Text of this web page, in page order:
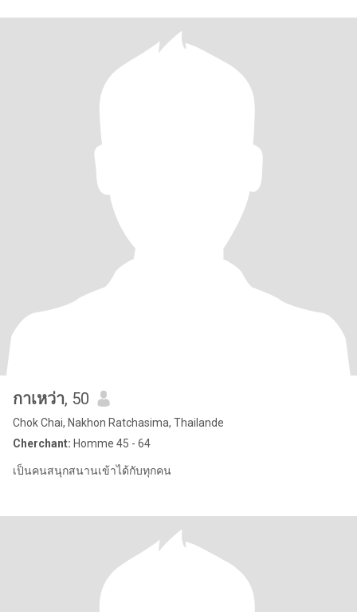
กาเหว่า, 50
Chok Chai, Nakhon Ratchasima, Thailande
Cherchant: Homme 45 - 64
เป็นคนสนุกสนานเข้าได้กับทุกคน